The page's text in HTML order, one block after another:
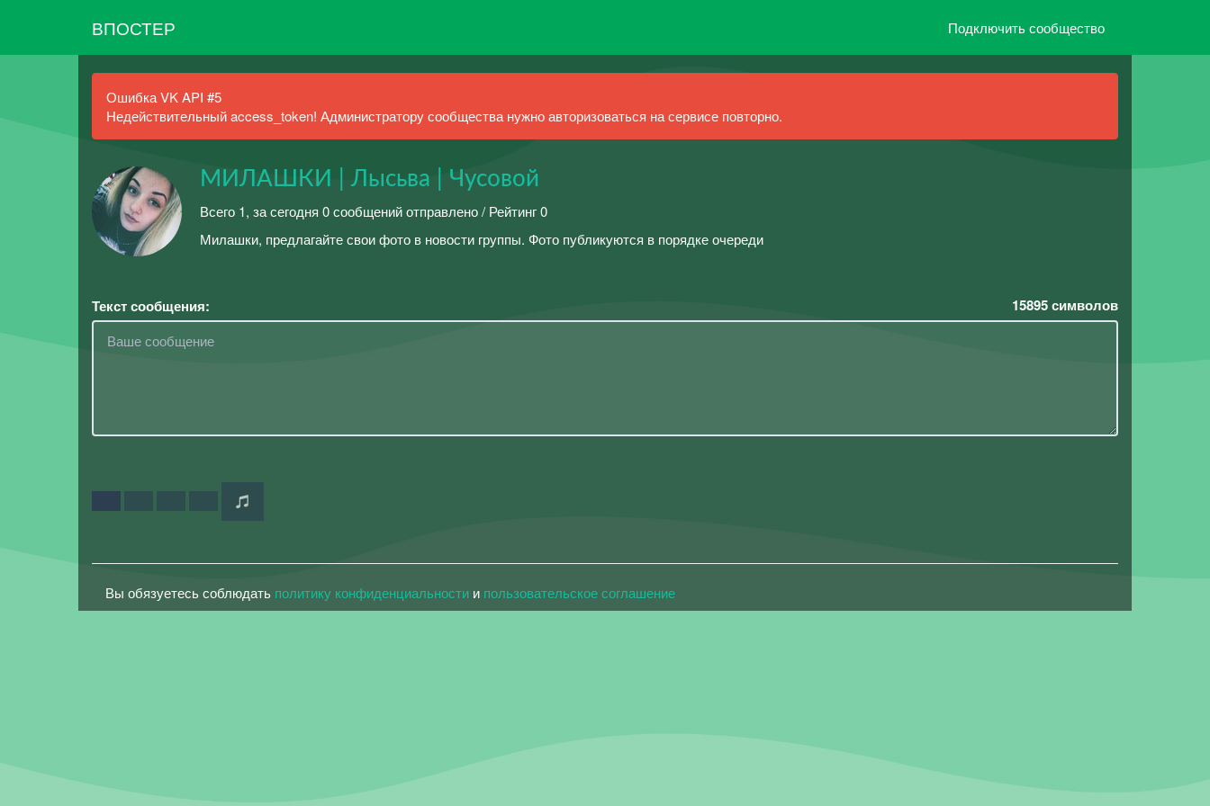
ВПОСТЕР Подключить сообщество
Ошибка VK API #5
Недействительный access_token! Администратору сообщества нужно авторизоваться на сервисе повторно.
МИЛАШКИ | Лысьва | Чусовой
Всего 1, за сегодня 0 сообщений отправлено / Рейтинг 0
Милашки, предлагайте свои фото в новости группы. Фото публикуются в порядке очереди
Текст сообщения: 15895символов
Вы обязуетесь соблюдать политику конфиденциальности и пользовательское соглашение